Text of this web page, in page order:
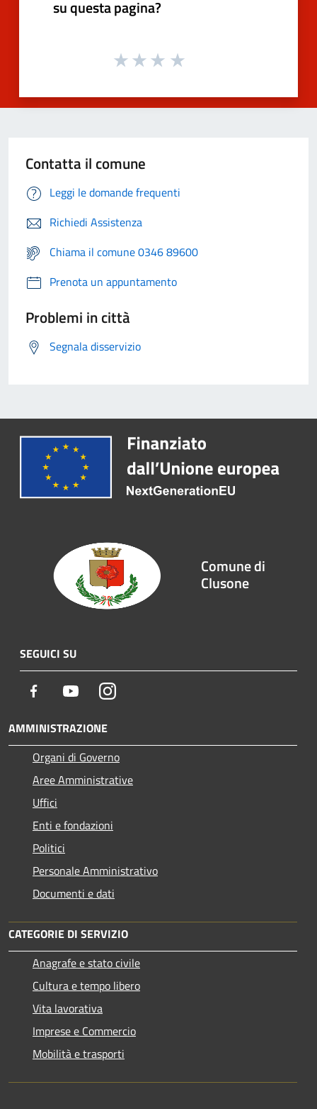
su questa pagina?
Contatta il comune
Leggi le domande frequenti
Richiedi Assistenza
Chiama il comune 0346 89600
Prenota un appuntamento
Problemi in città
Segnala disservizio
Comune di
Clusone
SEGUICI SU
Facebook YoutubeInstagram
AMMINISTRAZIONE
Organi di Governo
Aree Amministrative
Uffici
Enti e fondazioni
Politici
Personale Amministrativo
Documenti e dati
CATEGORIE DI SERVIZIO
Anagrafe e stato civile
Cultura e tempo libero
Vita lavorativa
Imprese e Commercio
Mobilità e trasporti